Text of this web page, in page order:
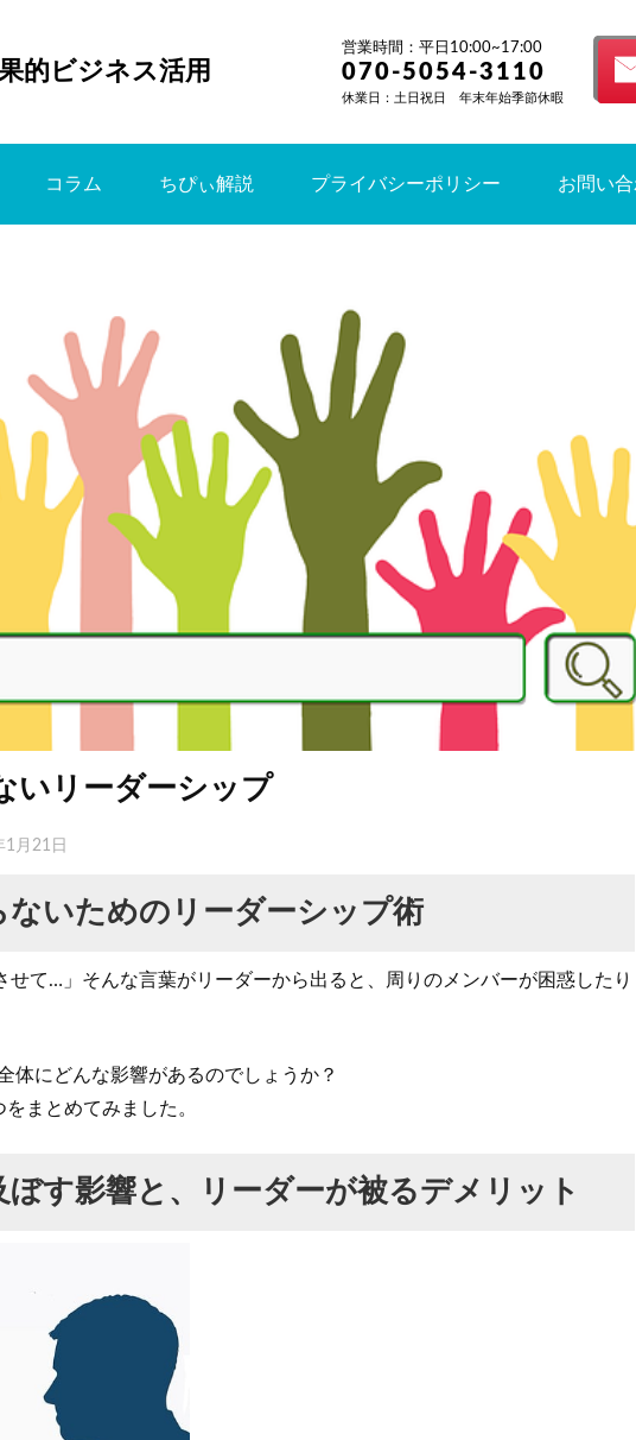
的ビジネス活用
営業時間：平日10:00~17:00
070-5054-3110
休業日：土日祝日 年末年始季節休暇
コラム ちぴぃ解説 プライバシーポリシー お問い
いリーダーシップ
1月21日
ないためのリーダーシップ術
せて…」そんな言葉がリーダーから出ると、周りのメンバーが困惑したり
体にどんな影響があるのでしょうか？
まとめてみました。
す影響と、リーダーが被るデメリット